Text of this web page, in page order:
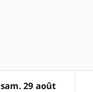
sam. 29 août